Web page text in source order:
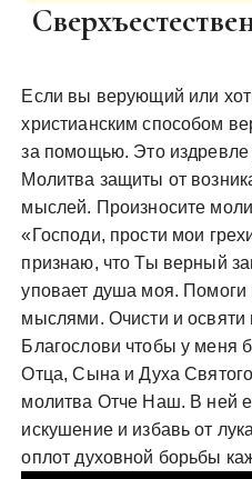
Если вы верующий или
христианским способом
за помощью. Это
Молитва защиты от
мыслей. Произносите
«Господи, прости мои
признаю, что Ты верный
уповает душа моя. Помоги
мыслями. Очисти и
Благослови чтобы у меня
Отца, Сына и Духа
молитва Отче Наш. В ней
искушение и избавь от
оплот духовной борьбы